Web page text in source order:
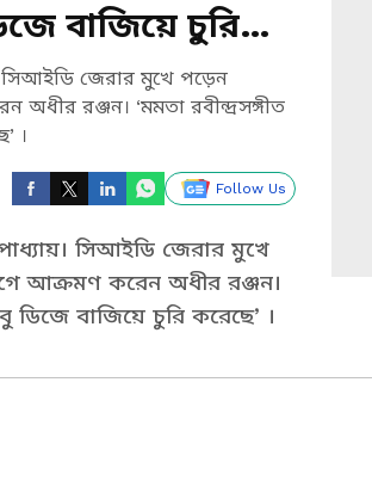
বাজিয়ে চুরি
সিআইডি জেরার মুখে পড়েন
রঞ্জন। ‘মমতা রবীন্দ্রসঙ্গীত
।
Follow Us
সিআইডি জেরার মুখে
আক্রমণ করেন অধীর রঞ্জন।
ডিজে বাজিয়ে চুরি করেছে’ ।